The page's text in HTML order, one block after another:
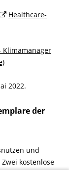
Healthcare-
Klimamanager
2022.
der
und
kostenlose